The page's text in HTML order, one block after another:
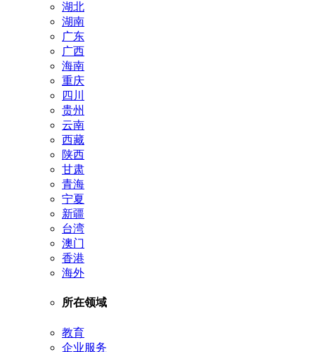
湖北
湖南
广东
广西
海南
重庆
四川
贵州
云南
西藏
陕西
甘肃
青海
宁夏
新疆
台湾
澳门
香港
海外
所在领域
教育
企业服务